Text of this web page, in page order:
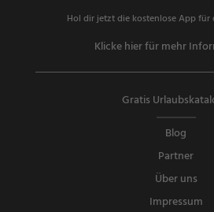
Hol dir jetzt die kostenlose App für
Klicke hier für mehr
Gratis
Blog
Partner
Über uns
Impressum